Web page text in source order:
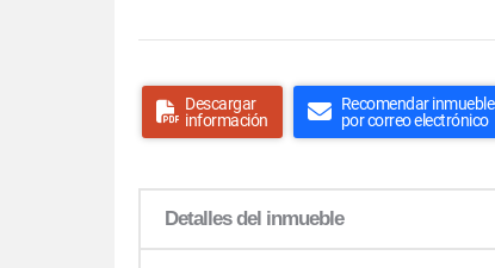
Descargar
información
Recomendar inmueble
por correo electrónico
Detalles del inmueble